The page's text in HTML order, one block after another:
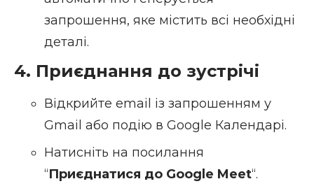
запрошення, яке містить всі необхідні
деталі.
4. Приєднання до зустрічі
Відкрийте email із запрошенням у
Gmail або подію в Google Календарі.
Натисніть на посилання
“Приєднатися до Google Meet“.